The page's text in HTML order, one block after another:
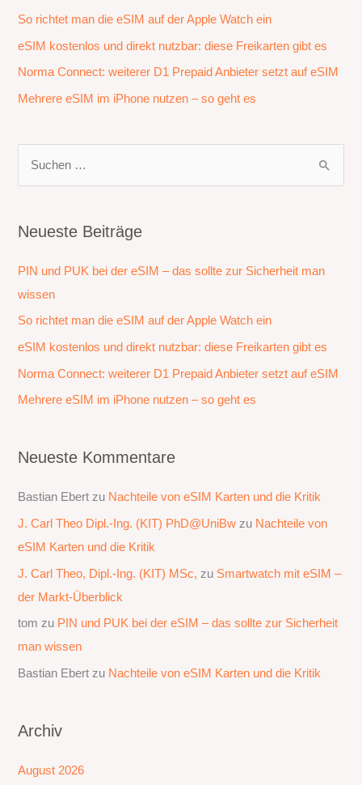
So richtet man die eSIM auf der Apple Watch ein
eSIM kostenlos und direkt nutzbar: diese Freikarten gibt es
Norma Connect: weiterer D1 Prepaid Anbieter setzt auf eSIM
Mehrere eSIM im iPhone nutzen – so geht es
h
n
n
a
c
Neueste Beiträge
PIN und PUK bei der eSIM – das sollte zur Sicherheit man
wissen
So richtet man die eSIM auf der Apple Watch ein
eSIM kostenlos und direkt nutzbar: diese Freikarten gibt es
Norma Connect: weiterer D1 Prepaid Anbieter setzt auf eSIM
Mehrere eSIM im iPhone nutzen – so geht es
Neueste Kommentare
Bastian Ebert zu Nachteile von eSIM Karten und die Kritik
J. Carl Theo Dipl.-Ing. (KIT) PhD@UniBw zu Nachteile von
eSIM Karten und die Kritik
J. Carl Theo, Dipl.-Ing. (KIT) MSc, zu Smartwatch mit eSIM –
der Markt-Überblick
tom zu PIN und PUK bei der eSIM – das sollte zur Sicherheit
man wissen
Bastian Ebert zu Nachteile von eSIM Karten und die Kritik
Archiv
August 2026